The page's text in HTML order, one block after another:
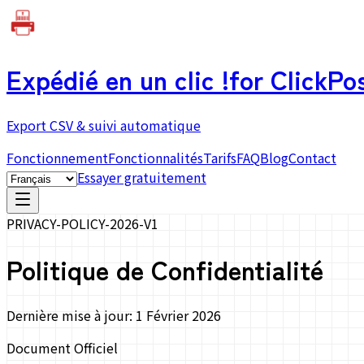
Expédié en un clic !for
Export CSV & suivi automatique
FonctionnementFonctionnalitésTarifsFAQBlogContact
Essayer gratuitement
PRIVACY-POLICY-2026-V1
Politique de Confidentialité
Dernière mise à jour: 1 Février 2026
Document Officiel